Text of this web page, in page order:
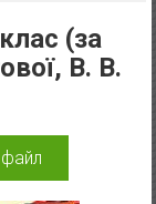
(за
В. В.